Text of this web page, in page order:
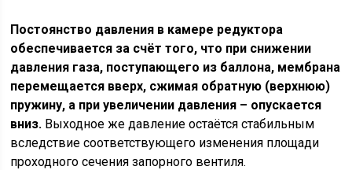
Постоянство давления в камере редуктора
обеспечивается за счёт того, что при снижении
давления газа, поступающего из баллона, мембрана
перемещается вверх, сжимая обратную (верхнюю)
пружину, а при увеличении давления – опускается
вниз. Выходное же давление остаётся стабильным
вследствие соответствующего изменения площади
проходного сечения запорного вентиля.